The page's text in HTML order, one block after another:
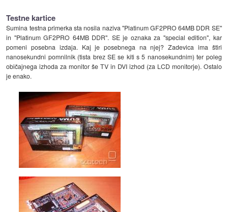
Testne kartice
Sumina testna primerka sta nosila naziva "Platinum GF2PRO 64MB DDR SE"
in "Platinum GF2PRO 64MB DDR". SE je oznaka za "special edition", kar
pomeni posebna izdaja. Kaj je posebnega na njej? Zadevica ima štiri
nanosekundni pomnilnik (tista brez SE se kiti s 5 nanosekundnim) ter poleg
običajnega izhoda za monitor še TV in DVI izhod (za LCD monitorje). Ostalo
je enako.